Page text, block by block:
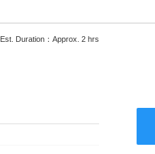
Est. Duration：Approx. 2 hrs